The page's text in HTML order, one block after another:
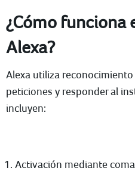
¿Cómo funciona
Alexa?
Alexa utiliza
peticiones y responder al
incluyen:
Activación mediante